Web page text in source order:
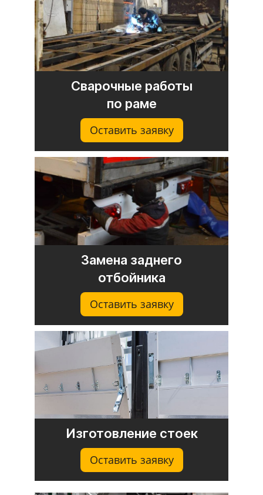
Сварочные работы
по раме
Оставить заявку
Замена заднего
отбойника
Оставить заявку
Изготовление стоек
Оставить заявку